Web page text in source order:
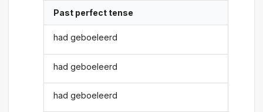
Past perfect tense
had geboeleerd
had geboeleerd
had geboeleerd